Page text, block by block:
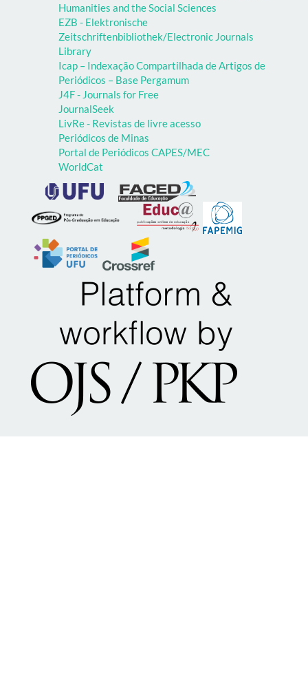
Humanities and the Social Sciences
EZB - Elektronische
Zeitschriftenbibliothek/Electronic Journals
Library
Icap – Indexação Compartilhada de Artigos de
Periódicos – Base Pergamum
J4F - Journals for Free
JournalSeek
LivRe - Revistas de livre acesso
Periódicos de Minas
Portal de Periódicos CAPES/MEC
WorldCat